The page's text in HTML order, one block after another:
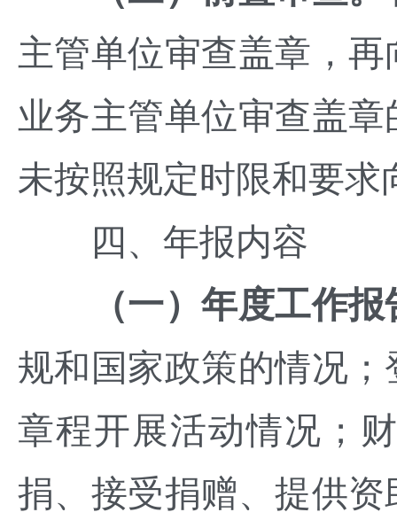
主管单位审查盖章，
业务主管单位审查盖
未按照规定时限和要
四、年报内容
（一）年度工作报
规和国家政策的情况
章程开展活动情况；
捐、接受捐赠、提供